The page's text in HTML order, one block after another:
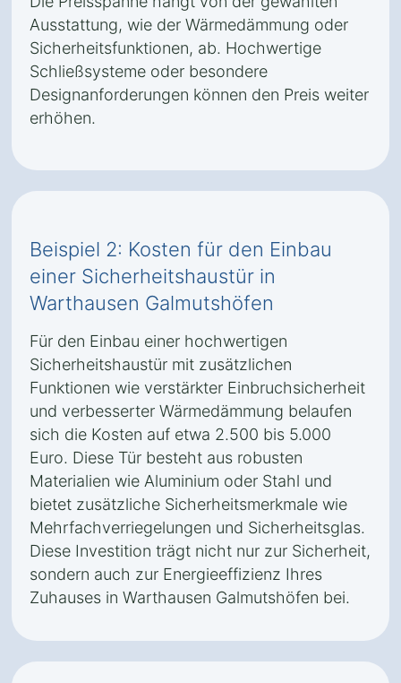
Ausstattung, wie der Wärmedämmung oder
Sicherheitsfunktionen, ab. Hochwertige
Schließsysteme oder besondere
Designanforderungen können den Preis weiter
erhöhen.
Beispiel 2: Kosten für den Einbau
einer Sicherheitshaustür in
Warthausen Galmutshöfen
Für den Einbau einer hochwertigen
Sicherheitshaustür mit zusätzlichen
Funktionen wie verstärkter Einbruchsicherheit
und verbesserter Wärmedämmung belaufen
sich die Kosten auf etwa 2.500 bis 5.000
Euro. Diese Tür besteht aus robusten
Materialien wie Aluminium oder Stahl und
bietet zusätzliche Sicherheitsmerkmale wie
Mehrfachverriegelungen und Sicherheitsglas.
Diese Investition trägt nicht nur zur Sicherheit,
sondern auch zur Energieeffizienz Ihres
Zuhauses in Warthausen Galmutshöfen bei.